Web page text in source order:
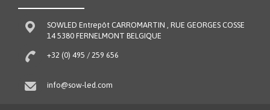
SOWLED Entrepôt CARROMARTIN , RUE GEORGES COSSE
14 5380 FERNELMONT BELGIQUE
+32 (0) 495 / 259 656
info@sow-led.com